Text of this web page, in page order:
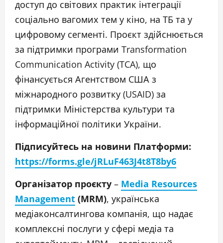
доступ до світових практик інтеграції
соціально вагомих тем у кіно, на ТБ та у
цифровому сегменті. Проєкт здійснюється
за підтримки програми Transformation
Communication Activity (TCA), що
фінансується Агентством США з
міжнародного розвитку (USAID) за
підтримки Міністерства культури та
інформаційної політики України.
Підписуйтесь на новини Платформи:
https://forms.gle/jRLuF463J4t8T8by6
Організатор проєкту – Media Resources
Management (MRM), українська
медіаконсалтингова компанія, що надає
комплексні послуги у сфері медіа та